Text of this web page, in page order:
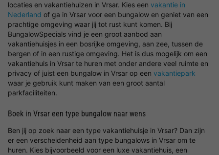
locaties en vakantiehuizen in Vrsar. Kies een vakantie in
Nederland of ga in Vrsar voor een bungalow en geniet van een
prachtige omgeving waar jij tot rust kunt komen. Bij
BungalowSpecials vind je een groot aanbod aan
vakantiehuisjes in een bosrijke omgeving, aan zee, tussen de
bergen of in een rustige omgeving. Het is dus mogelijk om een
vakantiehuis in Vrsar te huren met onder andere veel ruimte en
privacy of juist een bungalow in Vrsar op een vakantiepark
waar je gebruik kunt maken van een groot aantal
parkfaciliteiten.
Boek in Vrsar een type bungalow naar wens
Ben jij op zoek naar een type vakantiehuisje in Vrsar? Dan zijn
er een verscheidenheid aan type bungalows in Vrsar om te
huren. Kies bijvoorbeeld voor een luxe vakantiehuis, een